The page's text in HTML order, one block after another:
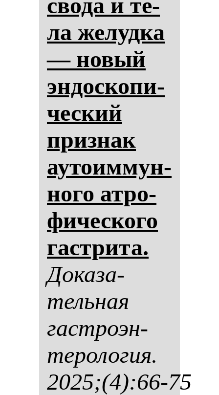
ла же­луд­ка
— но­вый
эн­дос­ко­пи­
чес­кий
приз­нак
ауто­им­мун­
но­го ат­ро­
фи­чес­ко­го
гас­три­та.
До­ка­за­
тель­ная
гас­тро­эн­
те­ро­ло­гия.
2025;(4):66-75